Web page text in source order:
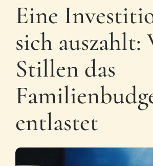
Eine
sich auszahlt:
Stillen das
entlastet